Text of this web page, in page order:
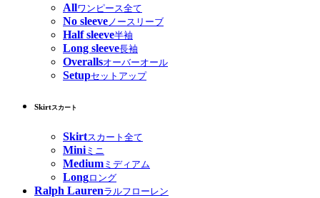
Allワンピース全て
No sleeve ノースリーブ
Half sleeve半袖
Long sleeve長袖
Overallsオーバーオール
Setupセットアップ
Skirtスカート
Skirtスカート全て
Miniミニ
Medium ミディアム
Longロング
Ralph Laurenラルフローレン